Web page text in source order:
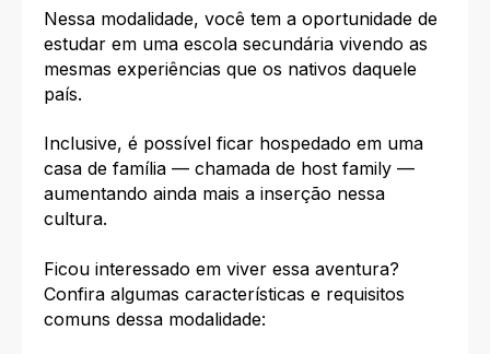
Nessa modalidade, você tem a oportunidade de
estudar em uma escola secundária vivendo as
mesmas experiências que os nativos daquele
país.
Inclusive, é possível ficar hospedado em uma
casa de família — chamada de host family —
aumentando ainda mais a inserção nessa
cultura.
Ficou interessado em viver essa aventura?
Confira algumas características e requisitos
comuns dessa modalidade: